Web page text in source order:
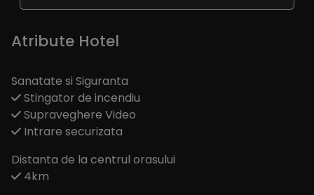
Atribute Hotel
Sanatate si Siguranta
Stingator de incendiu
Supraveghere Video
Intrare securizata
Distanta de la centrul orasului
4km